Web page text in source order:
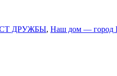
ДРУЖБЫ, Наш дом — город